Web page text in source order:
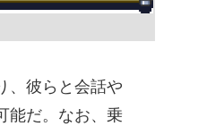
、彼らと会話や
能だ。なお、乗